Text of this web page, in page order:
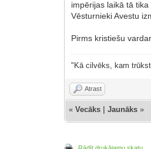
impērijas laikā tā
Vēsturnieki Avestu
Pirms kristiešu
"Kā cilvēks, kam
Atrast
«Vecāks |Jaunāks »